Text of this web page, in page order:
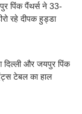
पिंक पैंथर्स ने 33-
रहे दीपक हुड्डा
और जयपुर पिंक
टेबल का हाल